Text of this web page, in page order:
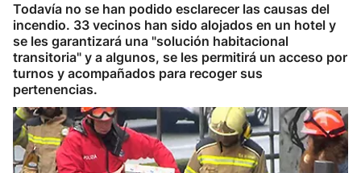
Todavía no se han podido esclarecer las causas del
incendio. 33 vecinos han sido alojados en un hotel y
se les garantizará una "solución habitacional
transitoria" y a algunos, se les permitirá un acceso por
turnos y acompañados para recoger sus
pertenencias.